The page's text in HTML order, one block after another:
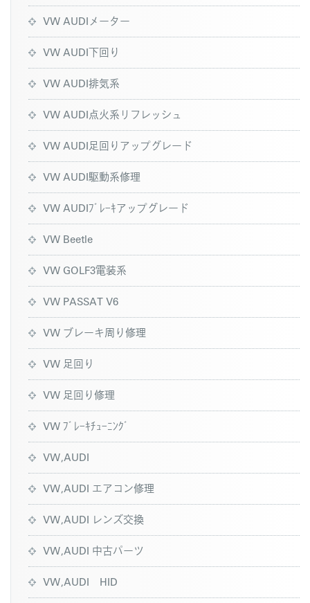
VW AUDIメーター
VW AUDI下回り
VW AUDI排気系
VW AUDI点火系リフレッシュ
VW AUDI足回りアップグレード
VW AUDI駆動系修理
VW AUDIﾌﾞﾚｰｷアップグレード
VW Beetle
VW GOLF3電装系
VW PASSAT V6
VW ブレーキ周り修理
VW 足回り
VW 足回り修理
VW ﾌﾞﾚｰｷﾁｭｰﾆﾝｸﾞ
VW,AUDI
VW,AUDI エアコン修理
VW,AUDI レンズ交換
VW,AUDI 中古パーツ
VW,AUDI HID